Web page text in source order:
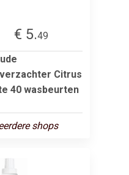
€ 5.49
Citrus
40 wasbeurten
shops